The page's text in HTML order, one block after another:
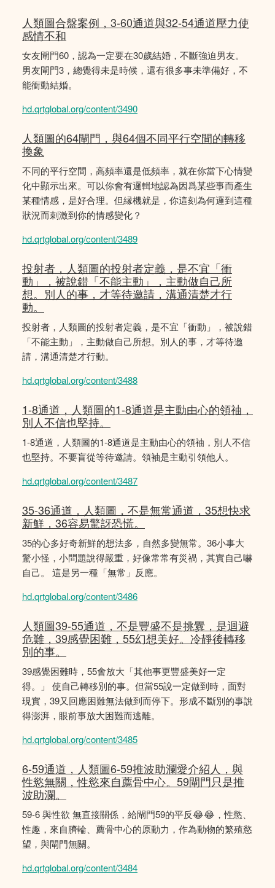
人類圖合盤案例，3-60通道與32-54通道壓力使
感情不和
女友閘門60，認為一定要在30歲結婚，不斷強迫男友。
男友閘門3，總覺得未是時候，還有很多事未準備好，不
能衝動結婚。
hd.qrtglobal.org/content/3490
人類圖的64閘門，與64個不同平行空間的轉移
換象
不同的平行空間，高頻率還是低頻率，就在你當下心情變
化中顯示出來。可以你會有邏輯地認為因爲某些事而產生
某種情感，是好合理。但縁機就是，你這刻為何邏到這種
狀況而刺激到你的情感變化？
hd.qrtglobal.org/content/3489
投射者，人類圖的投射者定義，是不宜「衝
動」，被說錯「不能主動」，主動做自己所
想。別人的事，才等待邀請，溝通清楚才行
動。
投射者，人類圖的投射者定義，是不宜「衝動」，被說錯
「不能主動」，主動做自己所想。別人的事，才等待邀
請，溝通清楚才行動。
hd.qrtglobal.org/content/3488
1-8通道，人類圖的1-8通道是主動由心的領䄂，
別人不信也堅持。
1-8通道，人類圖的1-8通道是主動由心的領䄂，別人不信
也堅持。不要盲從等待邀請。領袖是主動引領他人。
hd.qrtglobal.org/content/3487
35-36通道，人類圖，不是無常通道，35想快求
新鮮，36容易驚訝恐慌。
35的心多好奇新鮮的想法多，自然多變無常。36小事大
驚小怪，小問題說得嚴重，好像常常有災禍，其實自己嚇
自己。 這是另一種「無常」反應。
hd.qrtglobal.org/content/3486
人類圖39-55通道，不是豐盛不是挑釁，是迴避
危難，39感覺困難，55幻想美好。冷靜後轉移
別的事。
39感覺困難時，55會放大「其他事更豐盛美好一定
得。」 使自己轉移別的事。但當55說一定做到時，面對
現實，39又回應困難無法做到而停下。形成不斷別的事說
得澎湃，眼前事放大困難而逃離。
hd.qrtglobal.org/content/3485
6-59通道，人類圖6-59推波助瀾愛介紹人，與
性慾無關，性慾來自薦骨中心。59閘門只是推
波助瀾。
59-6 與性欲 無直接關係，給閘門59的平反😂😂，性慾、
性趣，來自臍輪、薦骨中心的原動力，作為動物的繁殖慾
望，與閘門無關。
hd.qrtglobal.org/content/3484